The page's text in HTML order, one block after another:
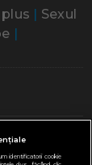
| Sexul
|
identificatorii cookie